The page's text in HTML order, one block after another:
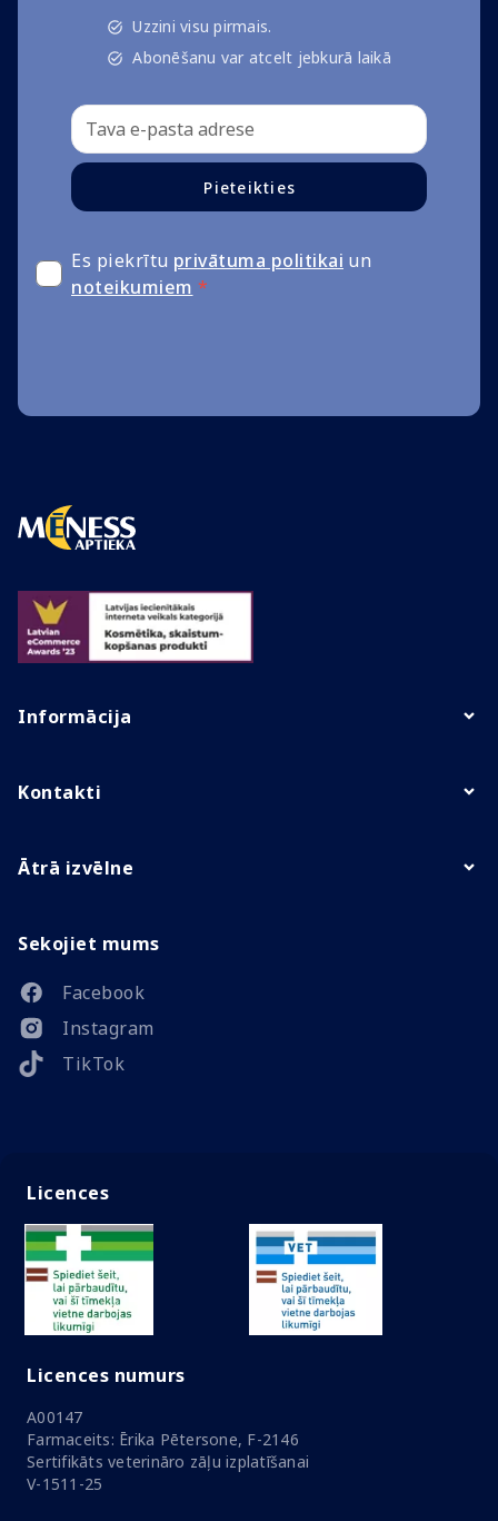
Uzzini visu pirmais.
Abonēšanu var atcelt jebkurā laikā
Pieteikties
Es piekrītu privātuma politikai un
noteikumiem *
Informācija
Kontakti
Ātrā izvēlne
Sekojiet mums
Facebook
Instagram
TikTok
Licences
Licences numurs
A00147
Farmaceits: Ērika Pētersone, F-2146
Sertifikāts veterināro zāļu izplatīšanai
V-1511-25